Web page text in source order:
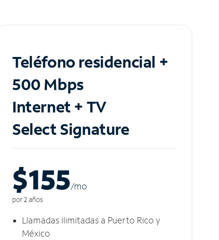
Teléfono residencial +
500 Mbps
Internet + TV
Select Signature
$155/mo
por 2 años
Llamadas ilimitadas a Puerto Rico y
México